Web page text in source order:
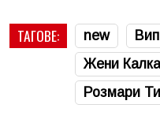
ТАГОВЕ: new
Жени
Розмари